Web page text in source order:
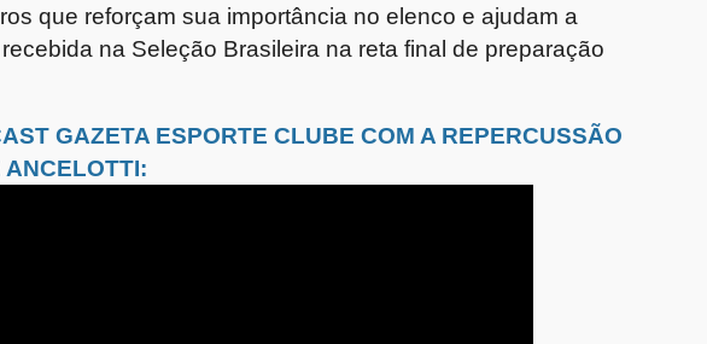
que reforçam sua importância no elenco e ajudam a
na Seleção Brasileira na reta final de preparação
GAZETA ESPORTE CLUBE COM A REPERCUSSÃO
ANCELOTTI: